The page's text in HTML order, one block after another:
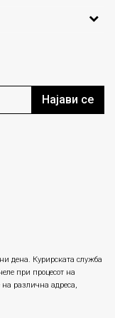
Најави се
дена. Курирската служба
при процесот на
на различна адреса,